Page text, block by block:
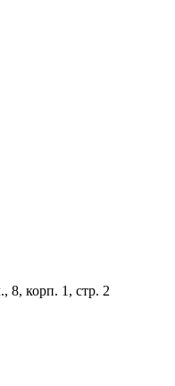
8, корп. 1, стр. 2